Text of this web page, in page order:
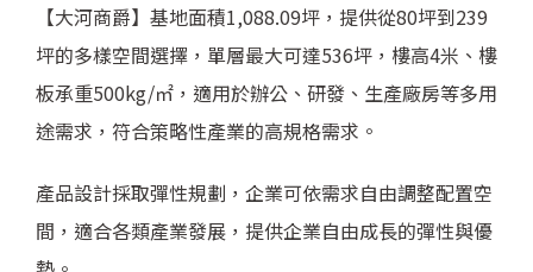
【大河商爵】基地面積1,088.09坪，提供從80坪到239
坪的多樣空間選擇，單層最大可達536坪，樓高4米、樓
板承重500kg/㎡，適用於辦公、研發、生產廠房等多用
途需求，符合策略性產業的高規格需求。
產品設計採取彈性規劃，企業可依需求自由調整配置空
間，適合各類產業發展，提供企業自由成長的彈性與優